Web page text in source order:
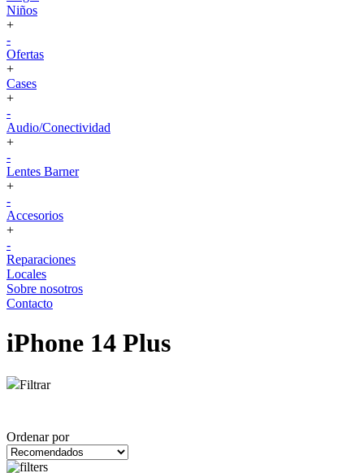
Niños
+
-
Ofertas
+
Cases
+
-
Audio/Conectividad
+
-
Lentes Barner
+
-
Accesorios
+
-
Reparaciones
Locales
Sobre nosotros
Contacto
iPhone 14 Plus
Filtrar
Ordenar por